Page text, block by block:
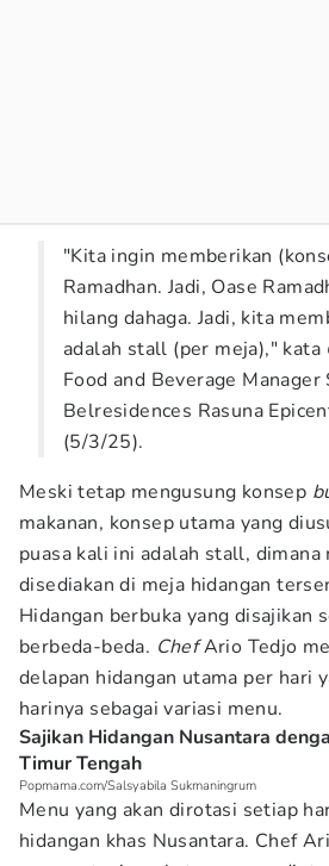
"Kita ingin memberikan
Ramadhan. Jadi, Oase
hilang dahaga. Jadi, kita
adalah stall (per meja)," kata
Food and Beverage Manager
Belresidences Rasuna
(5/3/25).
Meski tetap mengusung konsep
makanan, konsep utama yang
puasa kali ini adalah stall, dimana
disediakan di meja hidangan
Hidangan berbuka yang disajikan
berbeda-beda. ChefArio Tedjo
delapan hidangan utama per hari
harinya sebagai variasi menu.
Sajikan Hidangan Nusantara
Timur Tengah
Popmama.com/Salsyabila Sukmaningrum
Menu yang akan dirotasi setiap
hidangan khas Nusantara. Chef